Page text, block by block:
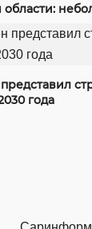
области:
года